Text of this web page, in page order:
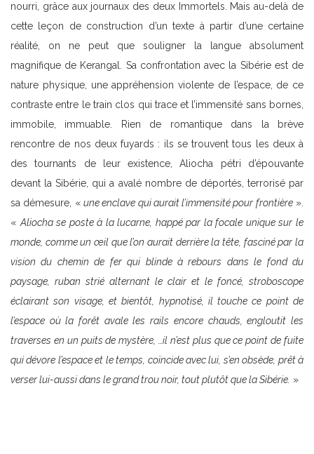
nourri, grâce aux journaux des deux Immortels. Mais au-delà de
cette leçon de construction d’un texte à partir d’une certaine
réalité, on ne peut que souligner la langue absolument
magnifique de Kerangal. Sa confrontation avec la Sibérie est de
nature physique, une appréhension violente de l’espace, de ce
contraste entre le train clos qui trace et l’immensité sans bornes,
immobile, immuable. Rien de romantique dans la brève
rencontre de nos deux fuyards : ils se trouvent tous les deux à
des tournants de leur existence, Aliocha pétri d’épouvante
devant la Sibérie, qui a avalé nombre de déportés, terrorisé par
sa démesure, « une enclave qui aurait l’immensité pour frontière».
« Aliocha se poste à la lucarne, happé par la focale unique sur le
monde, comme un œil que l’on aurait derrière la tête, fasciné par la
vision du chemin de fer qui blinde à rebours dans le fond du
paysage, ruban strié alternant le clair et le foncé, stroboscope
éclairant son visage, et bientôt, hypnotisé, il touche ce point de
l’espace où la forêt avale les rails encore chauds, engloutit les
traverses en un puits de mystère, …il n’est plus que ce point de fuite
qui dévore l’espace et le temps, coïncide avec lui, s’en obsède, prêt à
verser lui-aussi dans le grand trou noir, tout plutôt que la Sibérie. »